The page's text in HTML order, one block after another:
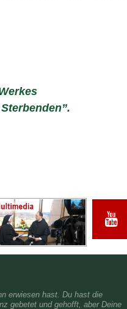
erwiesen hast. Du hast die
gebetet und gehofft, aber Deine